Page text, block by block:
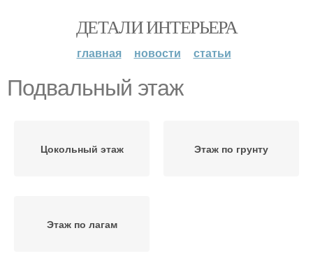
ДЕТАЛИ ИНТЕРЬЕРА
главная новости статьи
Подвальный этаж
Цокольный этаж Этаж по грунту
Этаж по лагам